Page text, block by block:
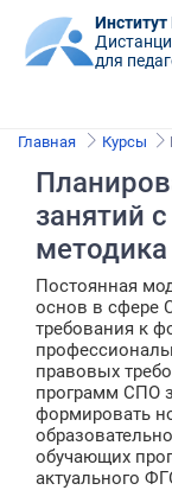
для
Главная Курсы
занятий
Постоянная
основ в сфере
требования к
правовых
программ СПО
формировать
обучающих
актуального